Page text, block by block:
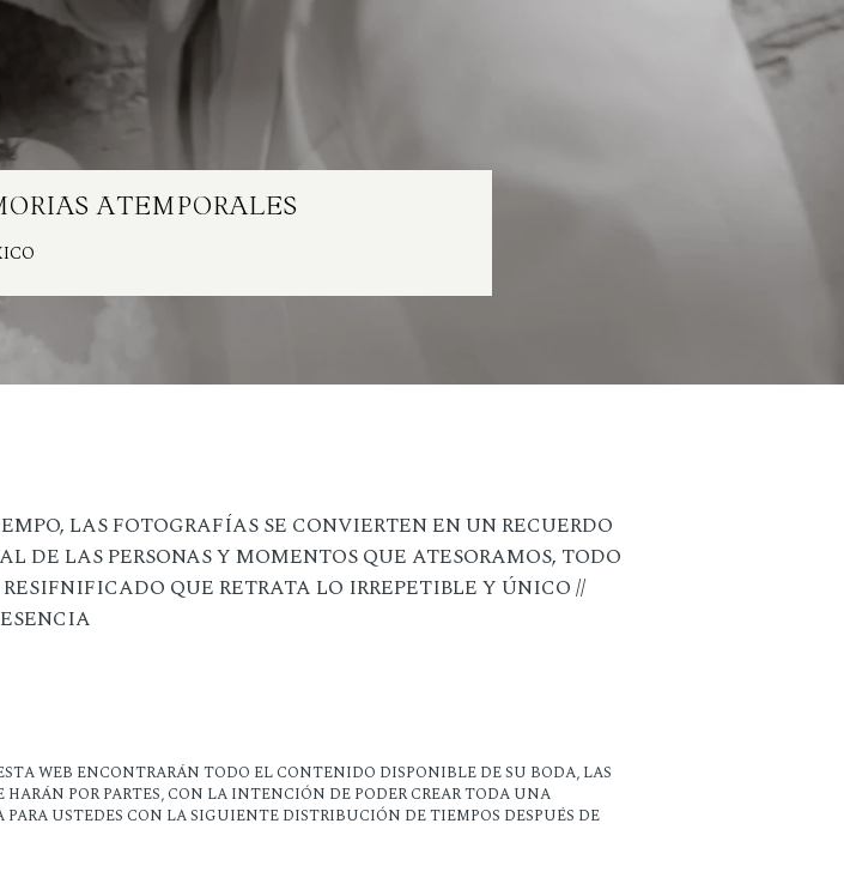
ATEMPORALES
LAS FOTOGRAFÍAS SE CONVIERTEN EN UN RECUERDO
DE LAS PERSONAS Y MOMENTOS QUE ATESORAMOS, TODO
QUE RETRATA LO IRREPETIBLE Y ÚNICO //
WEB ENCONTRARÁN TODO EL CONTENIDO DISPONIBLE DE SU BODA, LAS
HARÁN POR PARTES, CON LA INTENCIÓN DE PODER CREAR TODA UNA
PARA USTEDES CON LA SIGUIENTE DISTRIBUCIÓN DE TIEMPOS DESPUÉS DE